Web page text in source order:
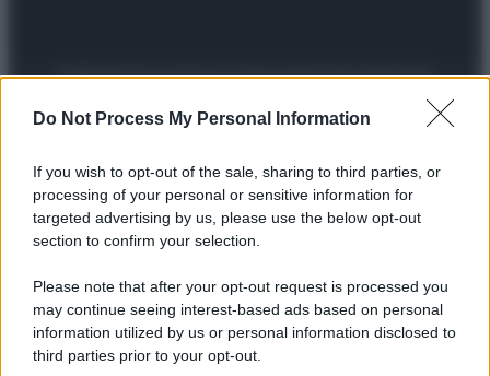
Do Not Process My Personal Information
If you wish to opt-out of the sale, sharing to third parties, or
processing of your personal or sensitive information for
targeted advertising by us, please use the below opt-out
section to confirm your selection.
Please note that after your opt-out request is processed you
may continue seeing interest-based ads based on personal
information utilized by us or personal information disclosed to
third parties prior to your opt-out.
Preferenze PrivacyPrivacy PolicyCookie PolicyNote legali